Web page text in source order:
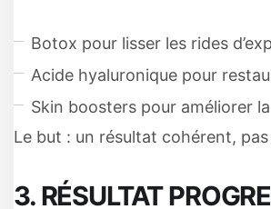
Botox pour lisser les rides
Acide hyaluronique pour
Skin boosters pour améliorer
Le but : un résultat cohérent,
3. RÉSULTAT